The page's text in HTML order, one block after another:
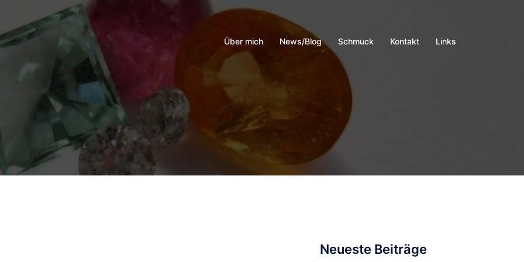
Über mich News/Blog Schmuck Kontakt Links
Neueste Beiträge